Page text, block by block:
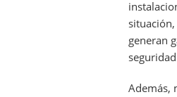
generan
Además,